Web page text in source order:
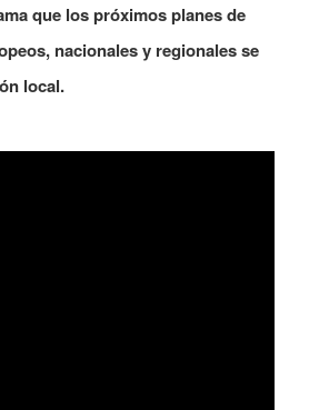
que los próximos planes de
nacionales y regionales se
local.